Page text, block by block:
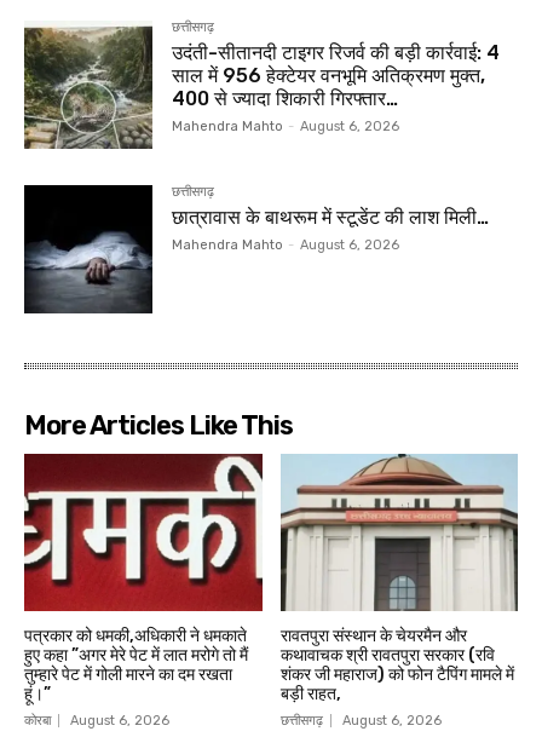
छत्तीसगढ़
उदंती-सीतानदी टाइगर रिजर्व की बड़ी कार्रवाई: 4
साल में 956 हेक्टेयर वनभूमि अतिक्रमण मुक्त,
400 से ज्यादा शिकारी गिरफ्तार…
Mahendra Mahto - August 6, 2026
छत्तीसगढ़
छात्रावास के बाथरूम में स्टूडेंट की लाश मिली…
Mahendra Mahto - August 6, 2026
More Articles Like This
पत्रकार को धमकी,अधिकारी ने धमकाते
हुए कहा ”अगर मेरे पेट में लात मरोगे तो मैं
तुम्हारे पेट में गोली मारने का दम रखता
हूं।”
कोरबा August 6, 2026
रावतपुरा संस्थान के चेयरमैन और
कथावाचक श्री रावतपुरा सरकार (रवि
शंकर जी महाराज) को फोन टैपिंग मामले में
बड़ी राहत,
छत्तीसगढ़ August 6, 2026